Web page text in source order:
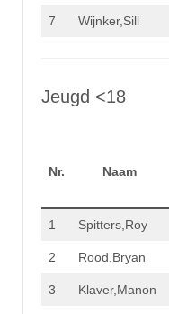
7 Wijnker,Sill
Jeugd <18
Nr. Naam
1 Spitters,Roy
2 Rood,Bryan
3 Klaver,Manon